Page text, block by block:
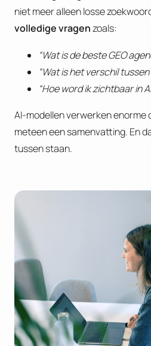
niet meer alleen losse
volledige vragenzoals:
“Wat is de beste GEO
“Wat is het verschil tussen
“Hoe word ik zichtbaar in
AI-modellen verwerken enorme
meteen een samenvatting. En
tussen staan.